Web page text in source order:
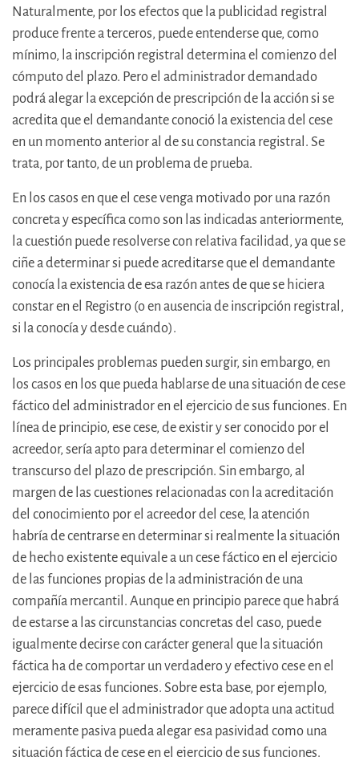
Naturalmente, por los efectos que la publicidad registral
produce frente a terceros, puede entenderse que, como
mínimo, la inscripción registral determina el comienzo del
cómputo del plazo. Pero el administrador demandado
podrá alegar la excepción de prescripción de la acción si se
acredita que el demandante conoció la existencia del cese
en un momento anterior al de su constancia registral. Se
trata, por tanto, de un problema de prueba.
En los casos en que el cese venga motivado por una razón
concreta y específica como son las indicadas anteriormente,
la cuestión puede resolverse con relativa facilidad, ya que se
ciñe a determinar si puede acreditarse que el demandante
conocía la existencia de esa razón antes de que se hiciera
constar en el Registro (o en ausencia de inscripción registral,
si la conocía y desde cuándo).
Los principales problemas pueden surgir, sin embargo, en
los casos en los que pueda hablarse de una situación de cese
fáctico del administrador en el ejercicio de sus funciones. En
línea de principio, ese cese, de existir y ser conocido por el
acreedor, sería apto para determinar el comienzo del
transcurso del plazo de prescripción. Sin embargo, al
margen de las cuestiones relacionadas con la acreditación
del conocimiento por el acreedor del cese, la atención
habría de centrarse en determinar si realmente la situación
de hecho existente equivale a un cese fáctico en el ejercicio
de las funciones propias de la administración de una
compañía mercantil. Aunque en principio parece que habrá
de estarse a las circunstancias concretas del caso, puede
igualmente decirse con carácter general que la situación
fáctica ha de comportar un verdadero y efectivo cese en el
ejercicio de esas funciones. Sobre esta base, por ejemplo,
parece difícil que el administrador que adopta una actitud
meramente pasiva pueda alegar esa pasividad como una
situación fáctica de cese en el ejercicio de sus funciones.